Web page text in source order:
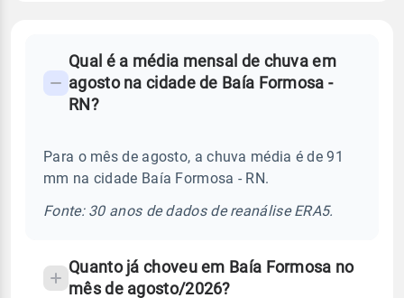
Perguntas
frequentes
chuva
temperatura
Qual é a média mensal de chuva em
agosto na cidade de Baía Formosa -
RN?
Para o mês de agosto, a chuva média é de 91
mm na cidade Baía Formosa - RN.
Fonte: 30 anos de dados de reanálise ERA5.
Quanto já choveu em Baía Formosa no
mês de agosto/2026?